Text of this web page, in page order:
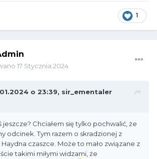
1
17 Stycznia 2024
o 23:39, sir_ementaler
jeszcze? Chciałem się tylko pochwalić, że
odcinek. Tym razem o skradzionej z
czaszce. Może to mało związane z
takimi miłymi widzami, że